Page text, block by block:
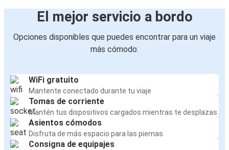
El mejor servicio a bordo
Opciones disponibles que puedes encontrar para un viaje
más cómodo:
WiFi gratuito
Mantente conectado durante tu viaje
Tomas de corriente
Mantén tus dispositivos cargados mientras te desplazas
Asientos cómodos
Disfruta de más espacio para las piernas
Consigna de equipajes